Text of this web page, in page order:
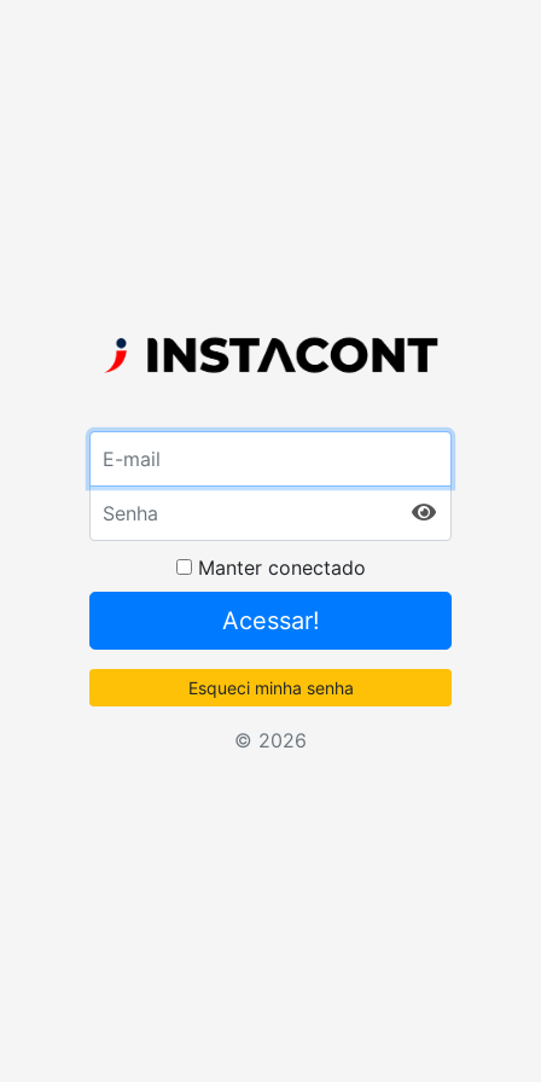
Senha
Senha
Manter conectado
Acessar!
Esqueci minha senha
© 2026